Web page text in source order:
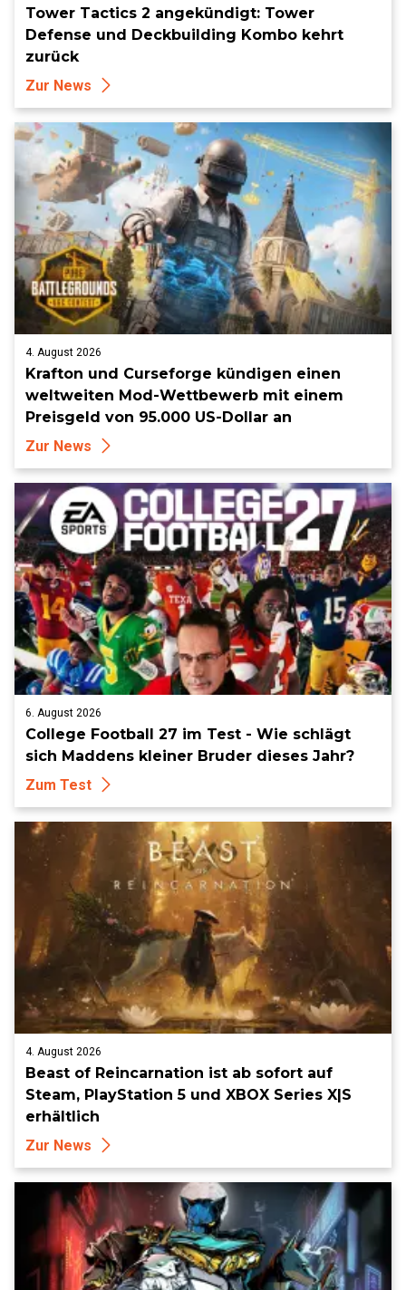
Tower Tactics 2 angekündigt: Tower
Defense und Deckbuilding Kombo kehrt
zurück
Zur News
4. August 2026
Krafton und Curseforge kündigen einen
weltweiten Mod-Wettbewerb mit einem
Preisgeld von 95.000 US-Dollar an
Zur News
6. August 2026
College Football 27 im Test - Wie schlägt
sich Maddens kleiner Bruder dieses Jahr?
Zum Test
4. August 2026
Beast of Reincarnation ist ab sofort auf
Steam, PlayStation 5 und XBOX Series X|S
erhältlich
Zur News